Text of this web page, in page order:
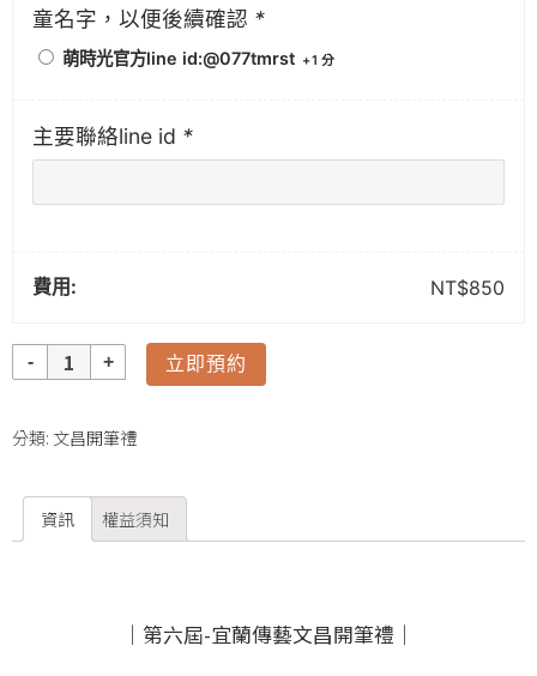
童名字，以便後續確認 *
萌時光官方line id:@077tmrst +1 分
主要聯絡line id *
費用: NT$850
數
量
立即預約
分類: 文昌開筆禮
資訊 權益須知
｜第六屆-宜蘭傳藝文昌開筆禮｜